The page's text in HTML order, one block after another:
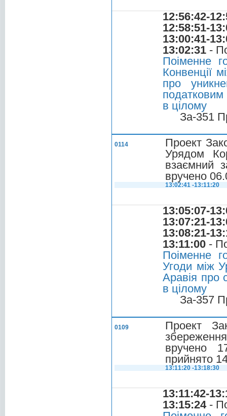
12:56:42-
12:58:51-
13:00:41-
13:02:31 -
Поіменне
Конвенції
про
в цілому
За-351
0114
Проект
Урядом
взаємний
вручено
13:02:41 -13:11:20
13:05:07-
13:07:21-
13:08:21-
13:11:00 -
Поіменне
Угоди між
Аравія про
в цілому
За-357
0109
Проект
вручено
прийнято
13:11:20 -13:18:30
13:11:42-
13:15:24-